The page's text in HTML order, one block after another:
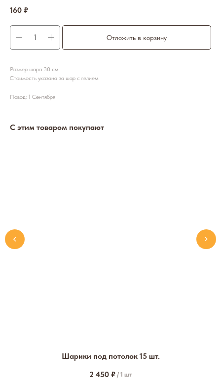
160 ₽
Отложить в корзину
Размер шара 30 см
Стоимость указана за шар с гелием.
Повод: 1 Сентября
С этим товаром покупают
Шарики под потолок 15 шт.
2 450 ₽ / 1 шт